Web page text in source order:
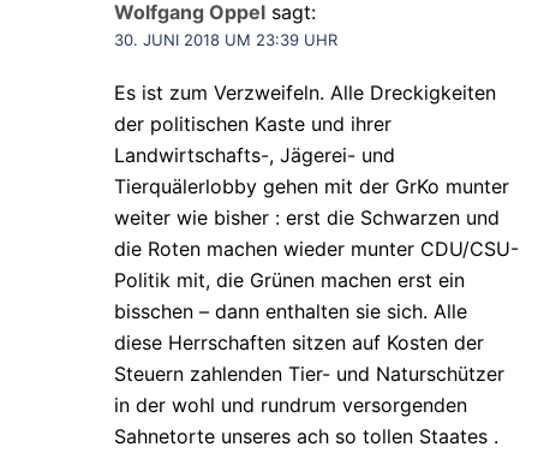
Wolfgang Oppel sagt:
30. JUNI 2018 UM 23:39 UHR
Es ist zum Verzweifeln. Alle Dreckigkeiten
der politischen Kaste und ihrer
Landwirtschafts-, Jägerei- und
Tierquälerlobby gehen mit der GrKo munter
weiter wie bisher : erst die Schwarzen und
die Roten machen wieder munter CDU/CSU-
Politik mit, die Grünen machen erst ein
bisschen – dann enthalten sie sich. Alle
diese Herrschaften sitzen auf Kosten der
Steuern zahlenden Tier- und Naturschützer
in der wohl und rundrum versorgenden
Sahnetorte unseres ach so tollen Staates .